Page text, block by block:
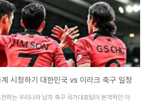
시청하기 대한민국 vs 이라크 축구 일정
하는 우리나라 남자 축구 국가대표팀이 본격적인 아